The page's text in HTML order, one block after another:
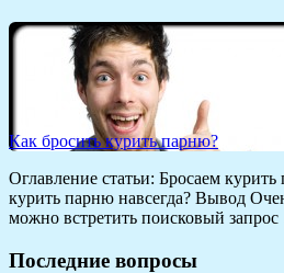
Как бросить курить парню?
Оглавление статьи: Бросаем
курить парню навсегда? Вывод
можно встретить поисковый
Последние вопросы